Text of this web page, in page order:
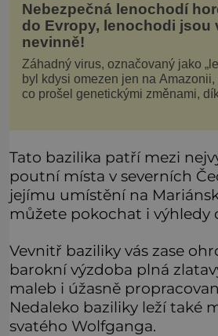
Nebezpečná lenochodí
do Evropy, lenochodi jsou
nevinně!
Záhadný virus, označovaný jako
byl kdysi omezen jen na
co prošel genetickými změnami,
šíří po celé Americe a první
Tato bazilika patří mezi
poutní místa v severních
jejímu umístění na
můžete pokochat i výhledy
Vevnitř baziliky vás zase
barokní výzdoba plná
maleb i úžasně
Nedaleko baziliky leží také
svatého Wolfganga.